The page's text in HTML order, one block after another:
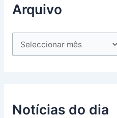
Arquivo
Notícias do dia